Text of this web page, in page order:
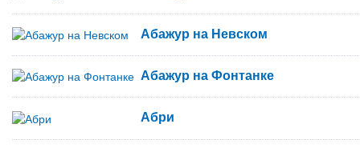
Абажур на Невском
Абажур на Фонтанке
Абри